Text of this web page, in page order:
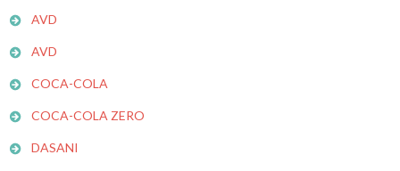
AVD
AVD
COCA-COLA
COCA-COLA ZERO
DASANI